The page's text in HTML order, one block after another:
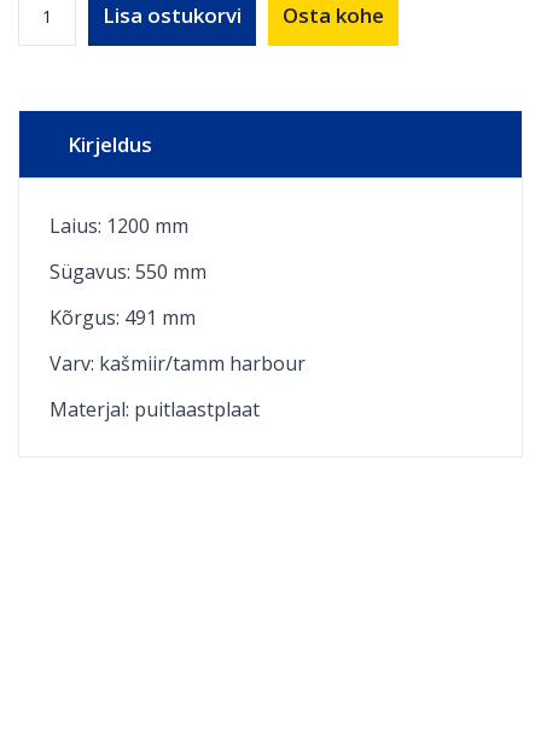
Lisa ostukorvi Osta kohe
Kirjeldus
Laius: 1200 mm
Sügavus: 550 mm
Kõrgus: 491 mm
Varv: kašmiir/tamm harbour
Materjal: puitlaastplaat